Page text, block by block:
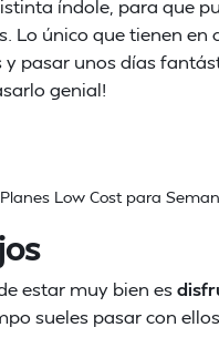
índole, para que
Lo único que tienen
pasar unos días
genial!
Planes Low Cost para
estar muy bien es
sueles pasar con